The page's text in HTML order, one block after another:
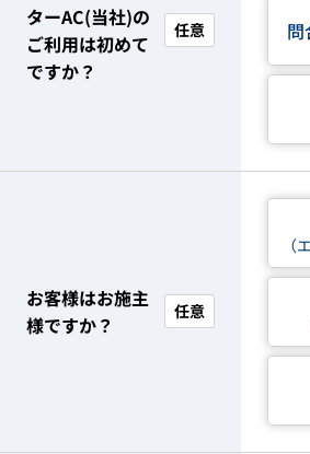
ターAC(当社)の
ご利用は初めて
ですか？
任意 問
お客様はお施主
様ですか？
任意
（